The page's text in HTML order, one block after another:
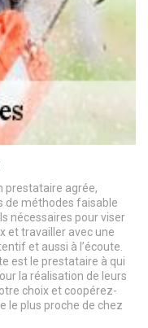
prestataire agrée,
de méthodes faisable
nécessaires pour viser
et travailler avec une
et aussi à l’écoute.
est le prestataire à qui
la réalisation de leurs
choix et coopérez-
le plus proche de chez